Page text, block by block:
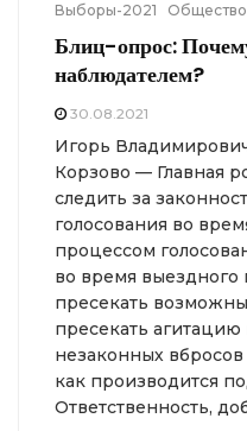
Выборы-2021 Общество
Блиц-опрос:
наблюдателем?
30.08.2021
Игорь
Корзово — Главная
следить за
голосования во
процессом
во время выездного
пресекать
пресекать агитацию
незаконных
как производится
Ответственность,